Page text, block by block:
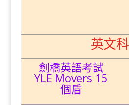
英文科
劍橋英語考試
YLE Movers 15
個盾